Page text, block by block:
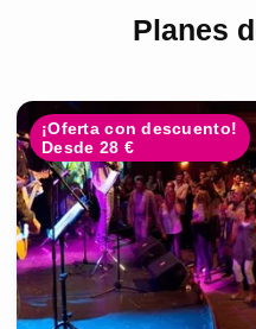
Planes
¡Oferta con descuento!
Desde 28 €